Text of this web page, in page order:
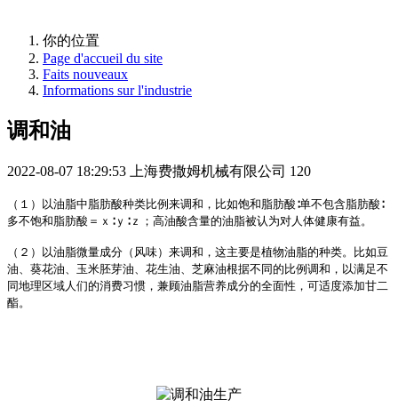
你的位置
Page d'accueil du site
Faits nouveaux
Informations sur l'industrie
调和油
2022-08-07 18:29:53 上海费撒姆机械有限公司 120
（１）以油脂中脂肪酸种类比例来调和，比如饱和脂肪酸∶单不包含脂肪酸∶
多不饱和脂肪酸＝ｘ∶ｙ∶ｚ；高油酸含量的油脂被认为对人体健康有益。
（２）以油脂微量成分（风味）来调和，这主要是植物油脂的种类。比如豆
油、葵花油、玉米胚芽油、花生油、芝麻油根据不同的比例调和，以满足不
同地理区域人们的消费习惯，兼顾油脂营养成分的全面性，可适度添加甘二
酯。